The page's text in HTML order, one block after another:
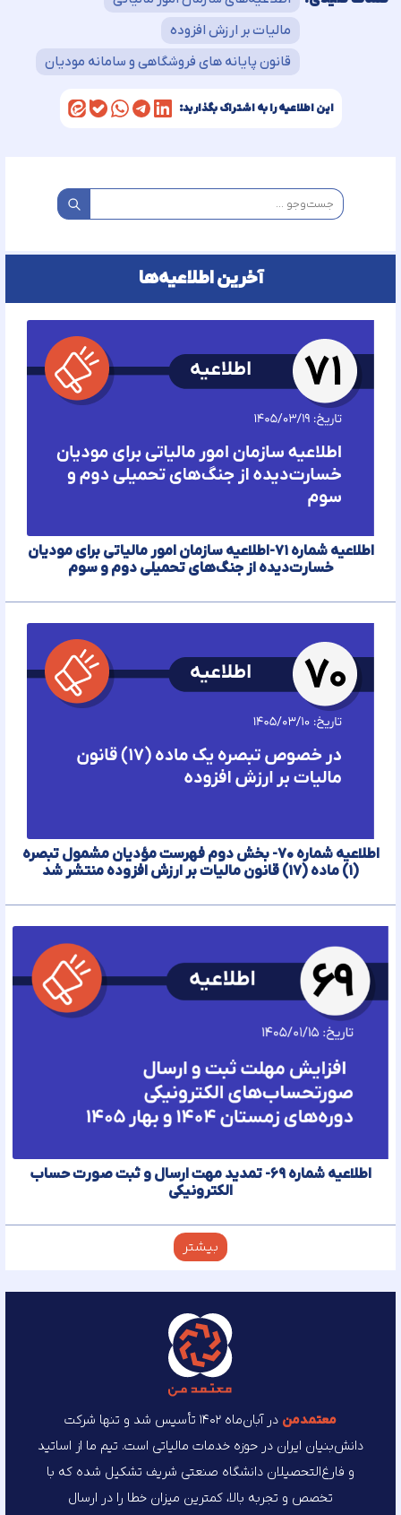
مالیات بر ارزش افزوده
قانون پایانه های فروشگاهی و سامانه مودیان
این اطلاعیه را به اشتراک بگذارید:
آخرین اطلاعیه‌ها
اطلاعیه شماره ۷۱-اطلاعیه سازمان امور مالیاتی برای مودیان
خسارت‌دیده از جنگ‌های تحمیلی دوم و سوم
اطلاعیه شماره ۷۰- بخش دوم فهرست مؤدیان مشمول تبصره
(۱) ماده (۱۷) قانون مالیات بر ارزش افزوده منتشر شد
اطلاعیه شماره ۶۹- تمدید مهت ارسال و ثبت صورت حساب
الکترونیکی
بیشتر
معتمد‌من
در آبان‌ماه ۱۴۰۲ تأسیس شد و تنها شرکت
دانش‌بنیان ایران در حوزه خدمات مالیاتی است. تیم ما از اساتید
و فارغ‌التحصیلان دانشگاه صنعتی شریف تشکیل شده که با
تخصص و تجربه بالا، کمترین میزان خطا را در ارسال